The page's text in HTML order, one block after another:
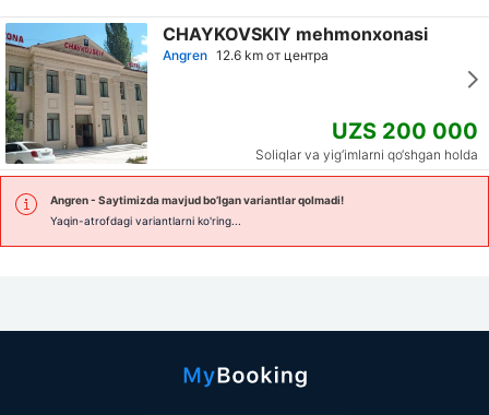
CHAYKOVSKIY mehmonxonasi
Angren 12.6 km от центра
UZS 200 000
Soliqlar va yig‘imlarni qo‘shgan holda
Angren- Saytimizda mavjud bo’lgan variantlar qolmadi!
Yaqin-atrofdagi variantlarni ko'ring...